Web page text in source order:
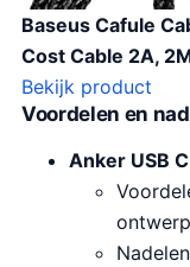
Baseus Cafule
Cost Cable 2A,
Bekijk product
Voordelen en
Anker USB